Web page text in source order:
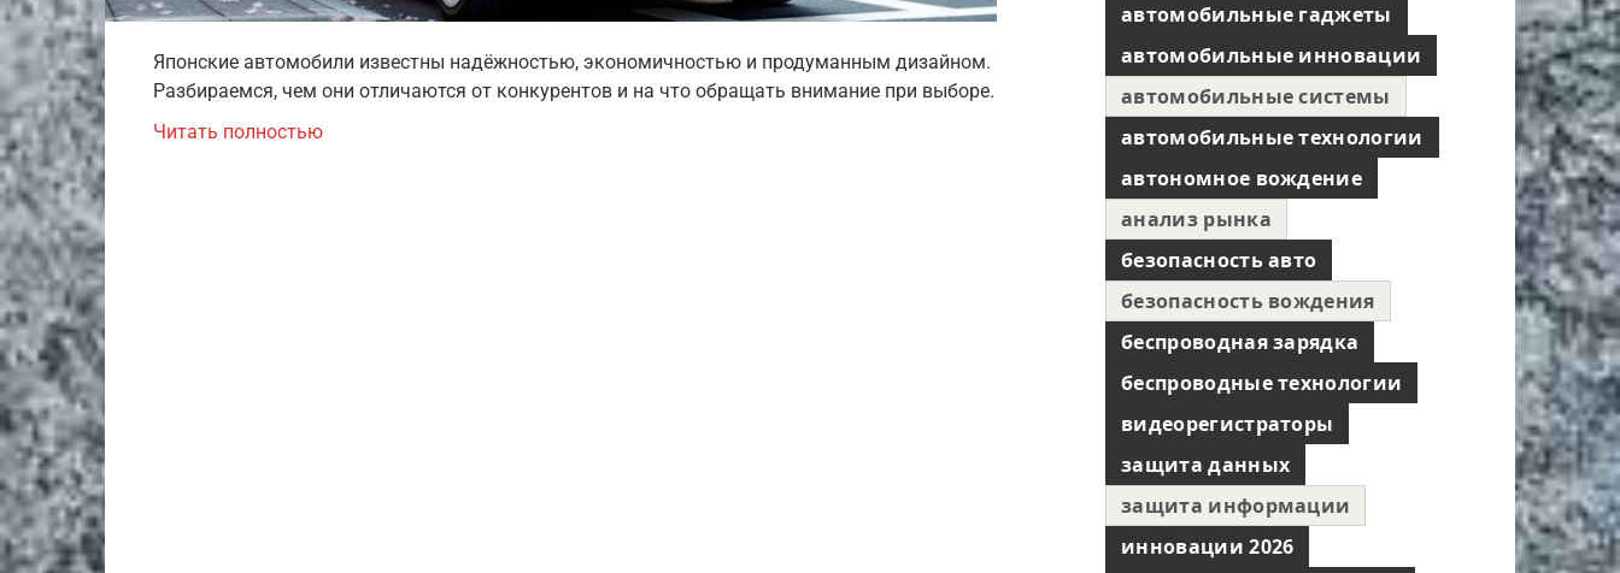
Японские автомобили известны надёжностью, экономичностью и продуманным дизайном.
Разбираемся, чем они отличаются от конкурентов и на что обращать внимание при выборе.
Читать полностью
автомобильные гаджеты
автомобильные инновации
автомобильные системы
автомобильные технологии
автономное вождение
анализ рынка
безопасность авто
безопасность вождения
беспроводная зарядка
беспроводные технологии
видеорегистраторы
защита данных
защита информации
инновации 2026